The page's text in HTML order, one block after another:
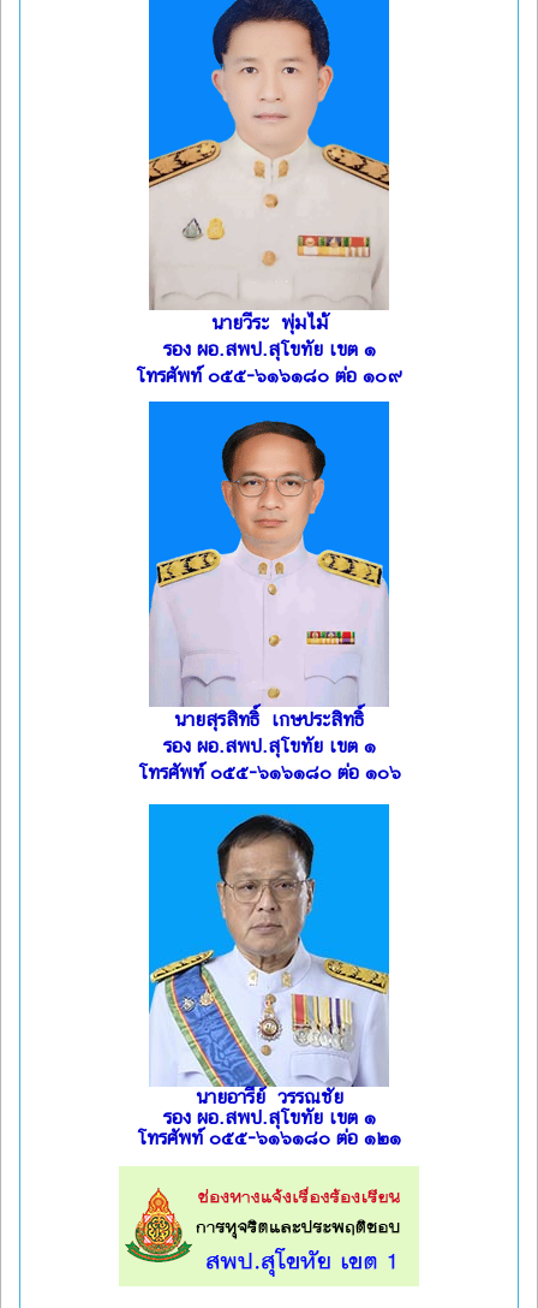
นายวีระ พุ่มไม้
รอง ผอ.สพป.สุโขทัย เขต ๑
โทรศัพท์ ๐๕๕-๖๑๖๑๘๐ ต่อ ๑๐๙
นายสุรสิทธิ์ เกษประสิทธิ์
รอง ผอ.สพป.สุโขทัย เขต ๑
โทรศัพท์ ๐๕๕-๖๑๖๑๘๐ ต่อ ๑๐๖
นายอารีย์ วรรณชัย
รอง ผอ.สพป.สุโขทัย เขต ๑
โทรศัพท์ ๐๕๕-๖๑๖๑๘๐ ต่อ ๑๒๑